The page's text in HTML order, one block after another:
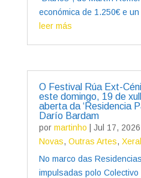
económica de 1.250€ e un
leer más
O Festival Rúa Ext-
este domingo, 19 de
aberta da ‘Residencia
Darío Bardam
por martinho Jul 17, 2026
Novas, Outras Artes, Xeral
No marco das
impulsadas polo